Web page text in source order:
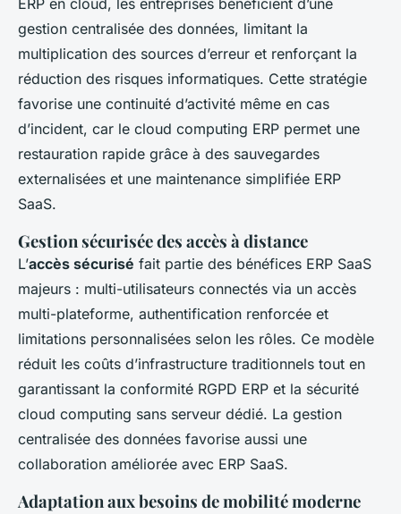
ERP en cloud, les entreprises bénéficient d’une
gestion centralisée des données, limitant la
multiplication des sources d’erreur et renforçant la
réduction des risques informatiques. Cette stratégie
favorise une continuité d’activité même en cas
d’incident, car le cloud computing ERP permet une
restauration rapide grâce à des sauvegardes
externalisées et une maintenance simplifiée ERP
SaaS.
Gestion sécurisée des accès à distance
L’accès sécurisé fait partie des bénéfices ERP SaaS
majeurs : multi-utilisateurs connectés via un accès
multi-plateforme, authentification renforcée et
limitations personnalisées selon les rôles. Ce modèle
réduit les coûts d’infrastructure traditionnels tout en
garantissant la conformité RGPD ERP et la sécurité
cloud computing sans serveur dédié. La gestion
centralisée des données favorise aussi une
collaboration améliorée avec ERP SaaS.
Adaptation aux besoins de mobilité moderne